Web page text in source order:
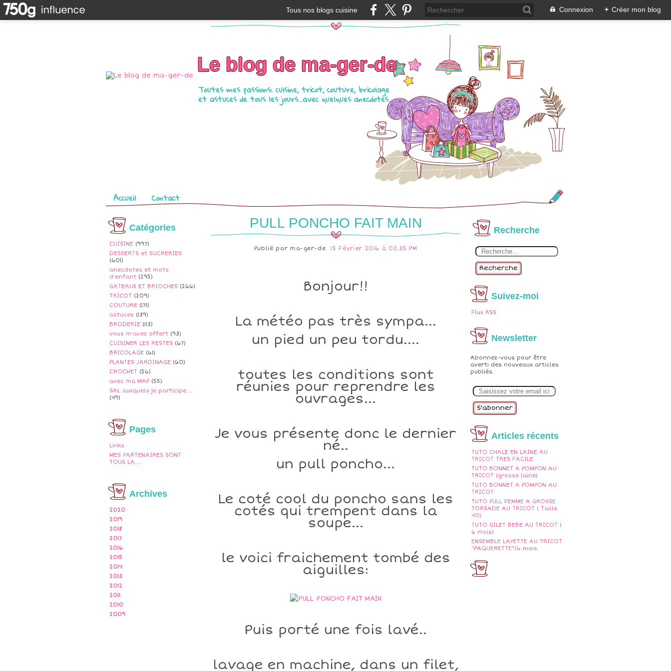
Tous nos blogs cuisine Connexion + Créer mon blog
Le blog de ma-ger-de
Toutes mes passions: cuisine, tricot, couture, bricolage
et astuces de tous les jours...avec quelques anecdotes...
Pages
Accueil Contact
Catégories
CUISINE (997)
DESSERTS et SUCRERIES
(601)
anecdotes et mots
d'enfant (295)
GATEAUX ET BRIOCHES (266)
TRICOT (209)
COUTURE (171)
astuces (139)
BRODERIE (113)
vous m'avez offert (93)
CUISINER LES RESTES (67)
BRICOLAGE (61)
PLANTES JARDINAGE (60)
CROCHET (56)
avec ma MAP (55)
SAL auxquels je participe....
(49)
Pages
Links
MES PARTENAIRES SONT
TOUS LA....
Archives
2020
2019
2018
2017
2016
2015
2014
2013
2012
2011
2010
2009
Recherche
Recherche
Suivez-moi
Flux RSS
Newsletter
Abonnez-vous pour être
averti des nouveaux articles
publiés.
m
Articles récents
TUTO CHALE EN LAINE AU
TRICOT TRES FACILE
TUTO BONNET A POMPON AU
TRICOT (grosse laine)
TUTO BONNET A POMPON AU
TRICOT
TUTO PULL FEMME A GROSSE
TORSADE AU TRICOT ( Taille
40)
TUTO GILET BEBE AU TRICOT (
6 mois)
ENSEMBLE LAYETTE AU TRICOT
"PAQUERETTE"/6 mois
PULL PONCHO FAIT MAIN
Publié par ma-ger-de 15 Février 2016 à 02:35 PM
Bonjour!!
La météo pas très sympa...
un pied un peu tordu....
toutes les conditions sont
réunies pour reprendre les
ouvrages...
Je vous présente donc le dernier
né..
un pull poncho...
Le coté cool du poncho sans les
cotés qui trempent dans la
soupe...
le voici fraichement tombé des
aiguilles:
Puis porté une fois lavé..
lavage en machine, dans un filet,